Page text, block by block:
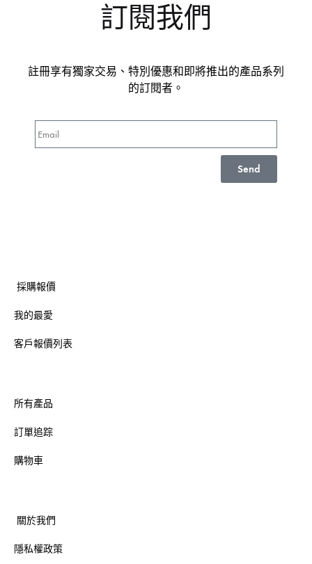
訂閱我們
註冊享有獨家交易、特別優惠和即將推出的產品系列
的訂閱者。
Send
採購報價
我的最愛
客戶報價列表
所有產品
訂單追踪
購物車
關於我們
隱私權政策